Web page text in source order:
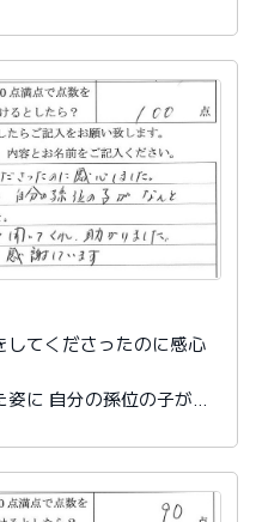
てくださったのに感心
に 自分の孫位の子がな
わって聞いてくれ助か
い感謝しています。